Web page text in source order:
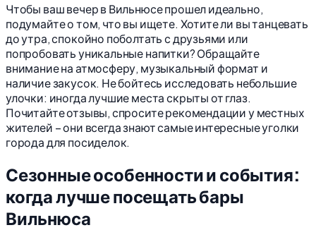
Чтобы ваш вечер в Вильнюсе прошел идеально,
подумайте о том, что вы ищете. Хотите ли вы танцевать
до утра, спокойно поболтать с друзьями или
попробовать уникальные напитки? Обращайте
внимание на атмосферу, музыкальный формат и
наличие закусок. Не бойтесь исследовать небольшие
улочки: иногда лучшие места скрыты от глаз.
Почитайте отзывы, спросите рекомендации у местных
жителей – они всегда знают самые интересные уголки
города для посиделок.
Сезонные особенности и события:
когда лучше посещать бары
Вильнюса